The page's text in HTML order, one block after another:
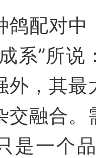
鸽配对
系”所
外，其
交融合
是一个